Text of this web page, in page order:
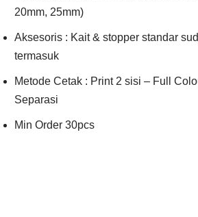
20mm, 25mm)
Aksesoris : Kait & stopper standar
termasuk
Metode Cetak : Print 2 sisi – Full
Separasi
Min Order 30pcs